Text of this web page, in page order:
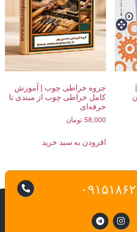
جزوه خراطی چوب | آموزش
کامل خراطی چوب از مبتدی تا
حرفه‌ای
58,000 تومان
افزودن به سبد خرید